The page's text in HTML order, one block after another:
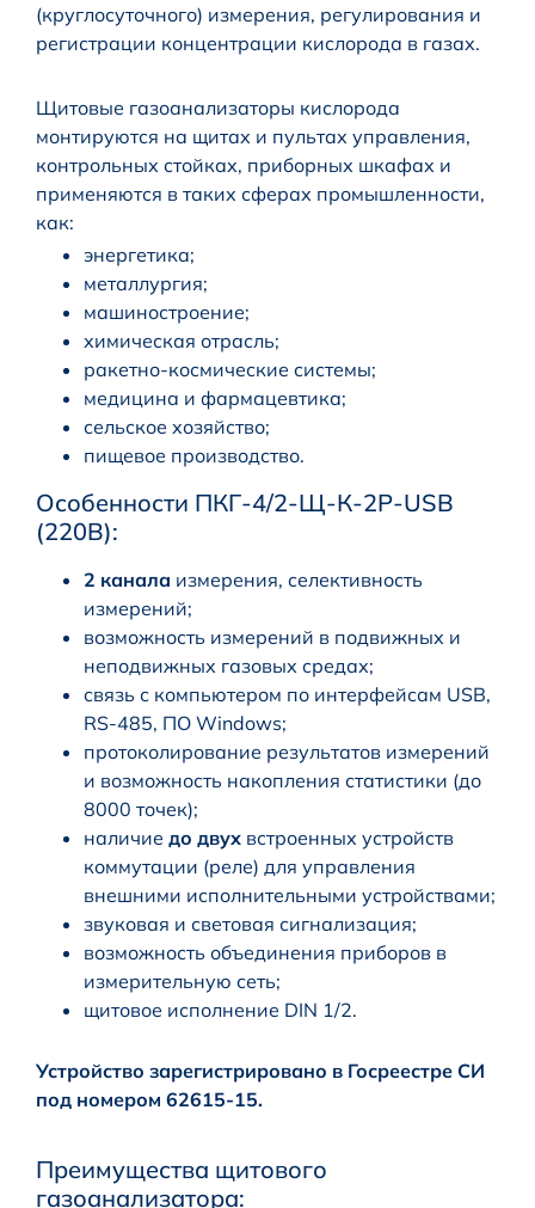
(круглосуточного) измерения, регулирования и
регистрации концентрации кислорода в газах.
Щитовые газоанализаторы кислорода
монтируются на щитах и пультах управления,
контрольных стойках, приборных шкафах и
применяются в таких сферах промышленности,
как:
энергетика;
металлургия;
машиностроение;
химическая отрасль;
ракетно-космические системы;
медицина и фармацевтика;
сельское хозяйство;
пищевое производство.
Особенности ПКГ-4/2-Щ-К-2Р-USB
(220В):
2 канала измерения, селективность
измерений;
возможность измерений в подвижных и
неподвижных газовых средах;
связь с компьютером по интерфейсам USB,
RS-485, ПО Windows;
протоколирование результатов измерений
и возможность накопления статистики (до
8000 точек);
наличие до двух встроенных устройств
коммутации (реле) для управления
внешними исполнительными устройствами;
звуковая и световая сигнализация;
возможность объединения приборов в
измерительную сеть;
щитовое исполнение DIN 1/2.
Устройство зарегистрировано в Госреестре СИ
под номером 62615-15.
Преимущества щитового
газоанализатора: